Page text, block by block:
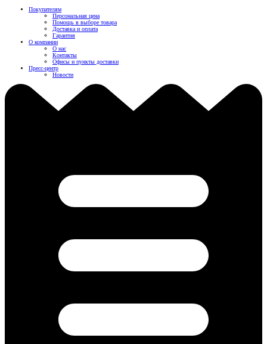
Покупателям
Персональная цена
Помощь в выборе товара
Доставка и оплата
Гарантия
О компании
О нас
Контакты
Офисы и пункты доставки
Пресс-центр
Новости